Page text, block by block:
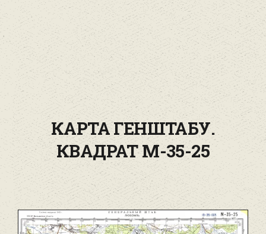
КАРТА ГЕНШТАБУ.
КВАДРАТ М-35-25